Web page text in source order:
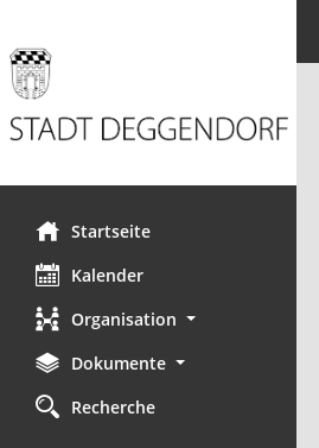
Startseite
Kalender
Organisation
Dokumente
Recherche